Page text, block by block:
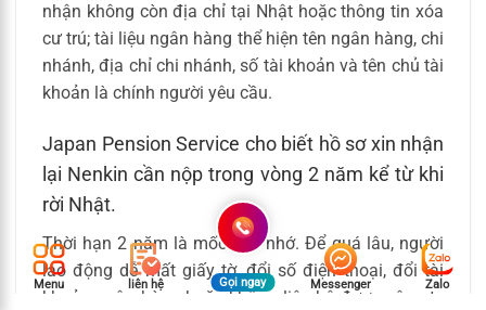
nhận không còn địa chỉ tại Nhật hoặc thông tin xóa
cư trú; tài liệu ngân hàng thể hiện tên ngân hàng, chi
nhánh, địa chỉ chi nhánh, số tài khoản và tên chủ tài
khoản là chính người yêu cầu.
Japan Pension Service cho biết hồ sơ xin nhận
lại Nenkin cần nộp trong vòng 2 năm kể từ khi
rời Nhật.
Thời hạn 2 năm là mốc cần nhớ. Để quá lâu, người
lao động dễ mất giấy tờ, đổi số điện thoại, đổi tài
khoản ngân hàng hoặc không liên hệ được công ty
Menu liên hệ Gọi ngay Messenger Zalo